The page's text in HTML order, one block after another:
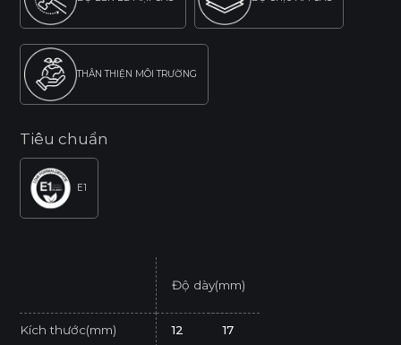
THÂN THIỆN MÔI TRƯỜNG
Tiêu chuẩn
E1
Độ dày(mm)
Kích thước(mm) 12 17